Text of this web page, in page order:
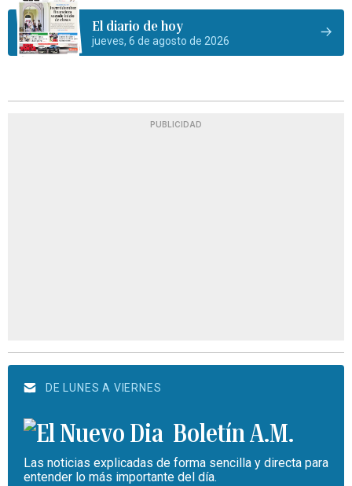
El diario de hoy
jueves, 6 de agosto de 2026
PUBLICIDAD
DE LUNES A VIERNES
Boletín A.M.
Las noticias explicadas de forma sencilla y directa para
entender lo más importante del día.